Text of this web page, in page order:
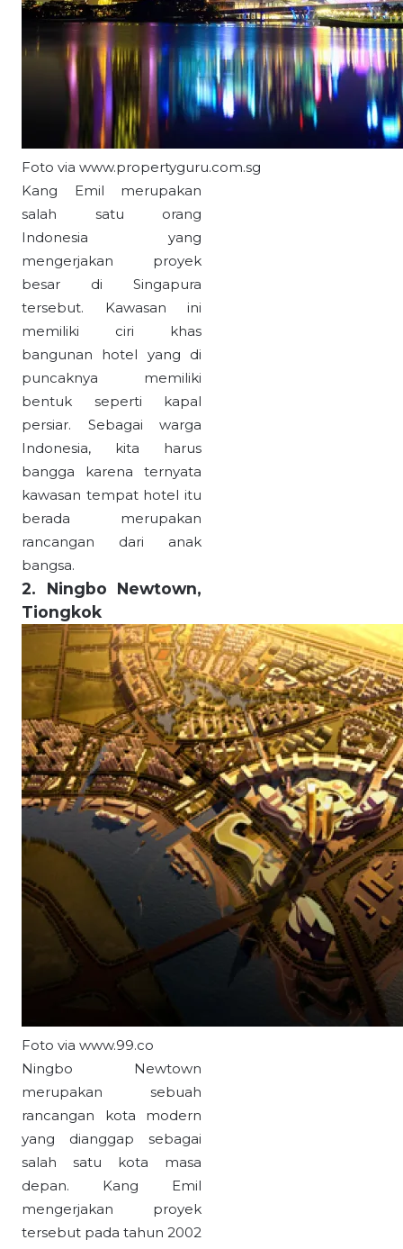
Foto via www.propertyguru.com.sg
Kang Emil merupakan
salah satu orang
Indonesia yang
mengerjakan proyek
besar di Singapura
tersebut. Kawasan ini
memiliki ciri khas
bangunan hotel yang di
puncaknya memiliki
bentuk seperti kapal
persiar. Sebagai warga
Indonesia, kita harus
bangga karena ternyata
kawasan tempat hotel itu
berada merupakan
rancangan dari anak
bangsa.
2. Ningbo Newtown,
Tiongkok
Foto via www.99.co
Ningbo Newtown
merupakan sebuah
rancangan kota modern
yang dianggap sebagai
salah satu kota masa
depan. Kang Emil
mengerjakan proyek
tersebut pada tahun 2002